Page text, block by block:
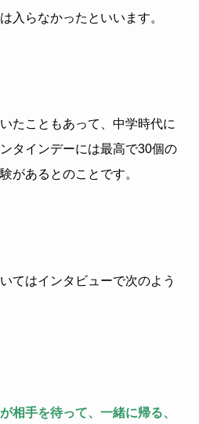
入らなかったといいます。
たこともあって、中学時代に
タインデーには最高で30個の
があるとのことです。
てはインタビューで次のよう
相手を待って、一緒に帰る、